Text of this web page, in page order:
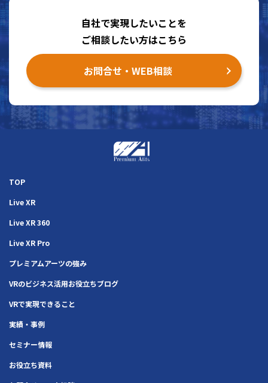
自社で実現したいことを
ご相談したい方はこちら
お問合せ・WEB相談
TOP
Live XR
Live XR 360
Live XR Pro
プレミアムアーツの強み
VRのビジネス活用お役立ちブログ
VRで実現できること
実績・事例
セミナー情報
お役立ち資料